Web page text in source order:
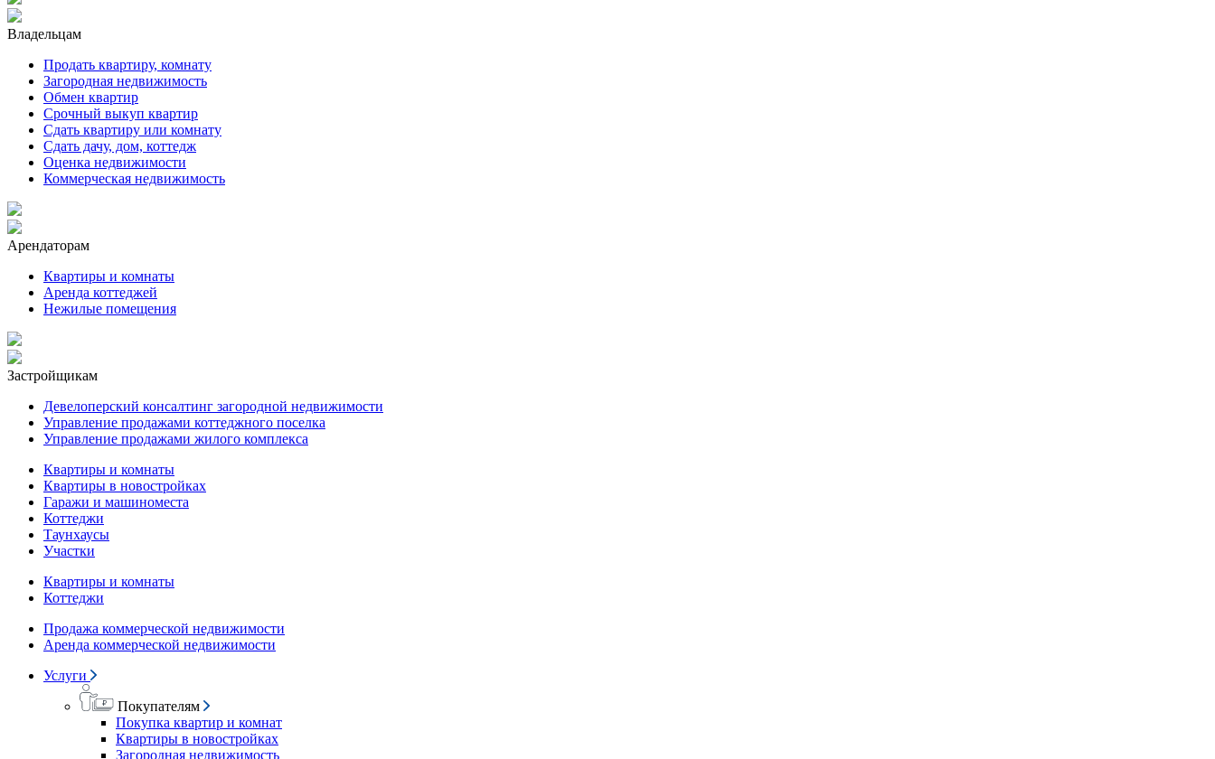
Владельцам
Продать квартиру, комнату
Загородная недвижимость
Обмен квартир
Срочный выкуп квартир
Сдать квартиру или комнату
Сдать дачу, дом, коттедж
Оценка недвижимости
Коммерческая недвижимость
Арендаторам
Квартиры и комнаты
Аренда коттеджей
Нежилые помещения
Застройщикам
Девелоперский консалтинг загородной недвижимости
Управление продажами коттеджного поселка
Управление продажами жилого комплекса
Квартиры и комнаты
Квартиры в новостройках
Гаражи и машиноместа
Коттеджи
Таунхаусы
Участки
Квартиры и комнаты
Коттеджи
Продажа коммерческой недвижимости
Аренда коммерческой недвижимости
Услуги
Покупателям
Покупка квартир и комнат
Квартиры в новостройках
Загородная недвижимость